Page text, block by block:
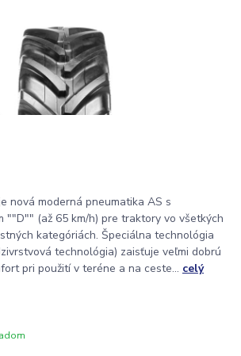
nová moderná pneumatika AS s
""D"" (až 65 km/h) pre traktory vo všetkých
kategóriách. Špeciálna technológia
technológia) zaisťuje veľmi dobrú
pri použití v teréne a na ceste... celý